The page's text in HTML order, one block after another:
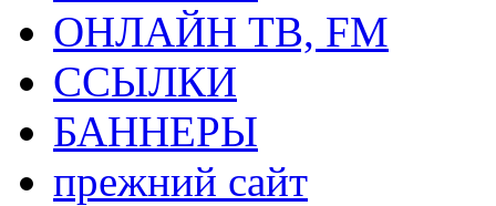
ОНЛАЙН ТВ, FM
ССЫЛКИ
БАННЕРЫ
прежний сайт